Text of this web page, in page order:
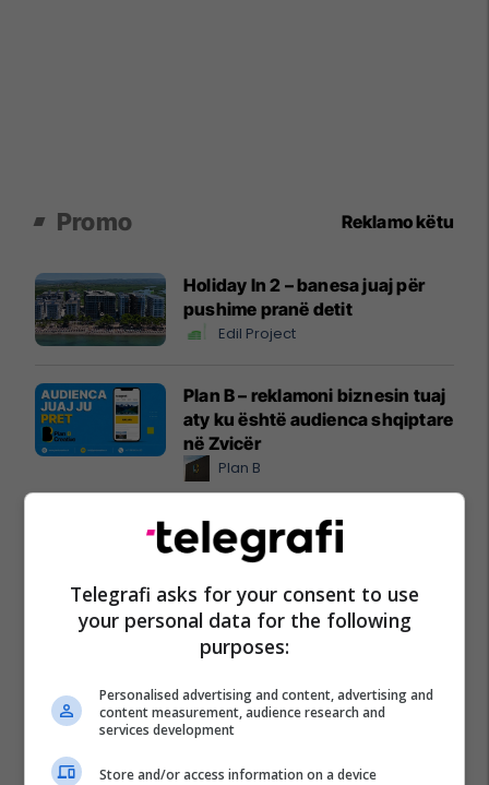
Promo Reklamo këtu
Holiday In 2 – banesa juaj për
pushime pranë detit
Edil Project
Plan B – reklamoni biznesin tuaj
aty ku është audienca shqiptare
në Zvicër
Plan B
Sigurimi i biznesit me NOVATRA
Vermögensberatung AG
IMAX/ Cineplexx në Albi Mall,
thyen rekorde rajonale me
"Odisea"
Albi Mall
Telegrafi asks for your consent to use
your personal data for the following
purposes:
Personalised advertising and content, advertising and
content measurement, audience research and
services development
Store and/or access information on a device